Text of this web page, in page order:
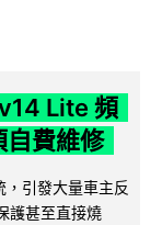
Lite 頻
自費維修
引發大量車主反
護甚至直接燒